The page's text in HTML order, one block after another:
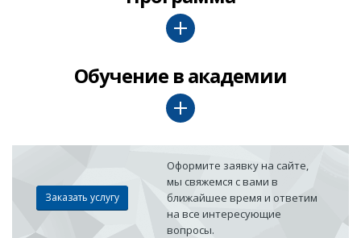
Обучение в академии
Заказать услугу
Оформите заявку на сайте,
мы свяжемся с вами в
ближайшее время и ответим
на все интересующие
вопросы.